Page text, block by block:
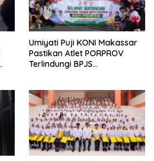
Umiyati Puji KONI Makassar
Pastikan Atlet PORPROV
Terlindungi BPJS